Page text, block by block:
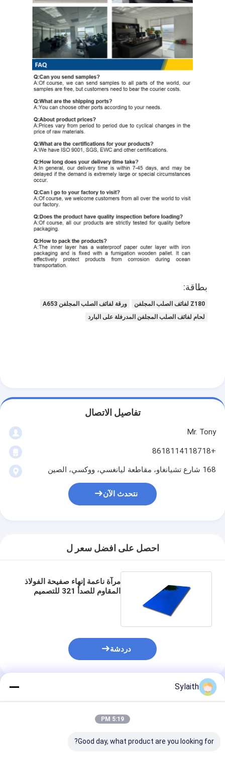
أنبوب الفولاذ المقاوم للصدأ الزخرفية
شريط الفولاذ المقاوم للصدأ
مادة الألمنيوم
بطاقة:
Z180 لفائف الصلب المجلفن
ورقة لفائف الصلب المجلفن A653
لحام لفائف الصلب المجلفن المدرفلة على البارد
تفاصيل الاتصال
Mr. Tony
+8618114118718
168 شارع تشيانغاو، مقاطعة ليانغسي، ووكسي، الصين
نتحدث الآن
احصل على افضل سعر ل
مرآة ناعمة إنهاء صفيحة الفولاذ
المقاوم للصدأ 321 للتصميم
دردشة
المنتجات الموصى بها
Sylaith
5:19 PM
Good day, what product are you looking for?